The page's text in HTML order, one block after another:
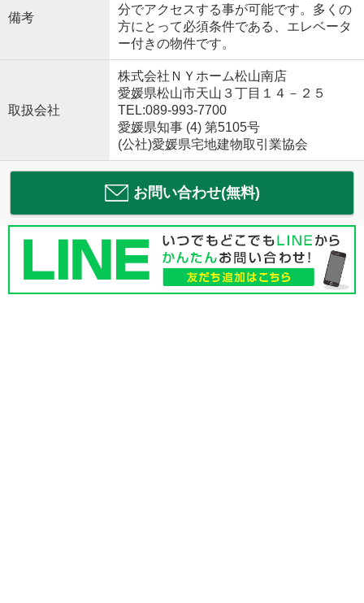
備考
分でアクセスする事が可能です。多くの
方にとって必須条件である、エレベータ
ー付きの物件です。
取扱会社
株式会社ＮＹホーム松山南店
愛媛県松山市天山３丁目１４－２５
TEL:089-993-7700
愛媛県知事 (4) 第5105号
(公社)愛媛県宅地建物取引業協会
お問い合わせ(無料)